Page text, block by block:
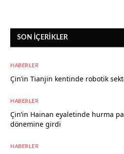
SON İÇERIKLER
HABERLER
Çin’in Tianjin kentinde robotik
HABERLER
Çin’in Hainan eyaletinde hurma
dönemine girdi
HABERLER